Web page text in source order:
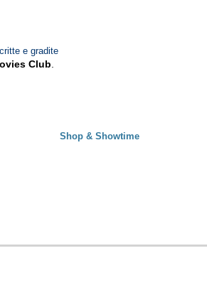
e gradite
Club
Shop & Showtime